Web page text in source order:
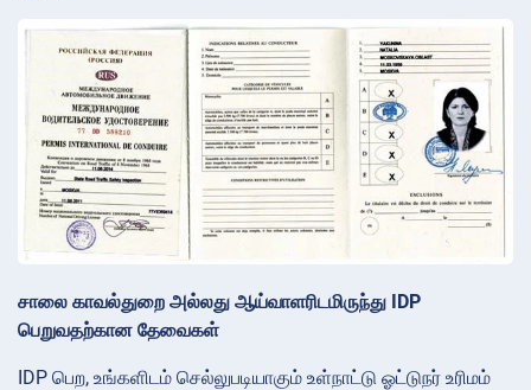
சாலை காவல்துறை அல்லது ஆய்வாளரிடமிருந்து IDP
பெறுவதற்கான தேவைகள்
IDP பெற, உங்களிடம் செல்லுபடியாகும் உள்நாட்டு ஓட்டுநர் உரிமம்